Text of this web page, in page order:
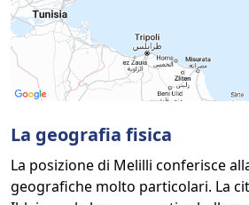
La geografia fisica
La posizione di Melilli conferisce
geografiche molto particolari. La